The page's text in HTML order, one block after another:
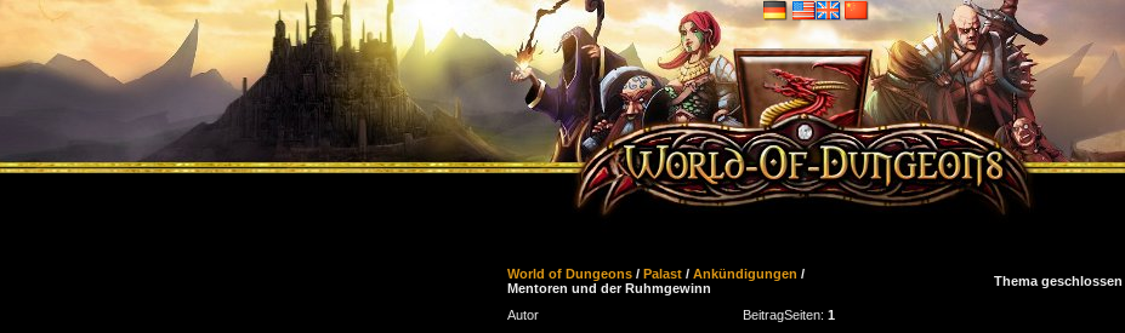
World of Dungeons / Palast / Ankündigungen /
Mentoren und der Ruhmgewinn
Thema geschlossen
Autor BeitragSeiten: 1